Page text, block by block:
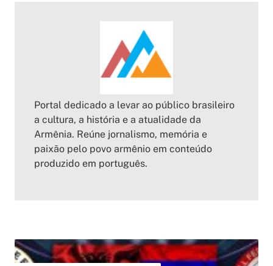
Portal dedicado a levar ao público brasileiro
a cultura, a história e a atualidade da
Armênia. Reúne jornalismo, memória e
paixão pelo povo armênio em conteúdo
produzido em português.